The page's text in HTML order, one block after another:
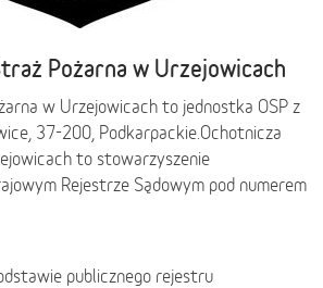
Pożarna w Urzejowicach
w Urzejowicach to jednostka OSP z
37-200, Podkarpackie.Ochotnicza
to stowarzyszenie
Rejestrze Sądowym pod numerem
publicznego rejestru